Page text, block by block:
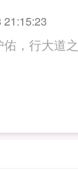
21:15:23